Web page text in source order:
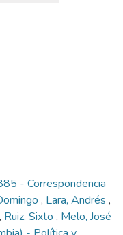
- Correspondencia
, Lara, Andrés ,
, Ruiz, Sixto , Melo, José